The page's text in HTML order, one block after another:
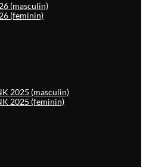
(masculin)
(feminin)
2025 (masculin)
2025 (feminin)